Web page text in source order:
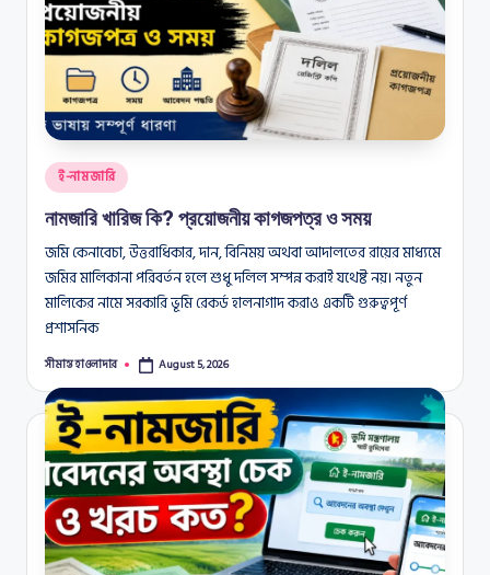
Posted
in
ই-নামজারি
নামজারি খারিজ কি? প্রয়োজনীয় কাগজপত্র ও সময়
জমি কেনাবেচা, উত্তরাধিকার, দান, বিনিময় অথবা আদালতের রায়ের মাধ্যমে
জমির মালিকানা পরিবর্তন হলে শুধু দলিল সম্পন্ন করাই যথেষ্ট নয়। নতুন
মালিকের নামে সরকারি ভূমি রেকর্ড হালনাগাদ করাও একটি গুরুত্বপূর্ণ
প্রশাসনিক
Posted
সীমান্ত হাওলাদার August 5, 2026